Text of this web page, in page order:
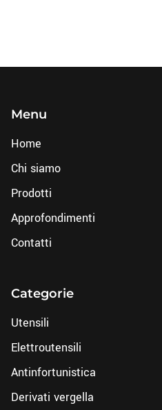
Menu
Home
Chi siamo
Prodotti
Approfondimenti
Contatti
Categorie
Utensili
Elettroutensili
Antinfortunistica
Derivati vergella